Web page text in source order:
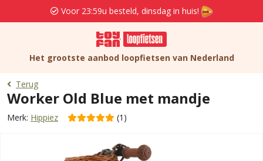
Voor 23:59u besteld, dinsdag in huis!
Het grootste aanbod loopfietsen van Nederland
Terug
Worker Old Blue met mandje
Merk: Hippiez (1)